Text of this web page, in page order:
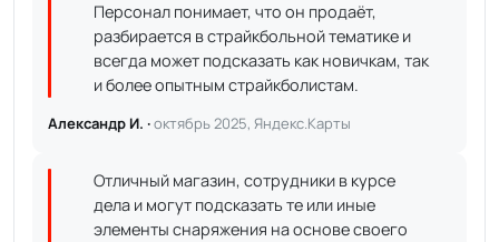
Персонал понимает, что он продаёт,
разбирается в страйкбольной тематике и
всегда может подсказать как новичкам, так
и более опытным страйкболистам.
Александр И. ·октябрь 2025, Яндекс.Карты
Отличный магазин, сотрудники в курсе
дела и могут подсказать те или иные
элементы снаряжения на основе своего